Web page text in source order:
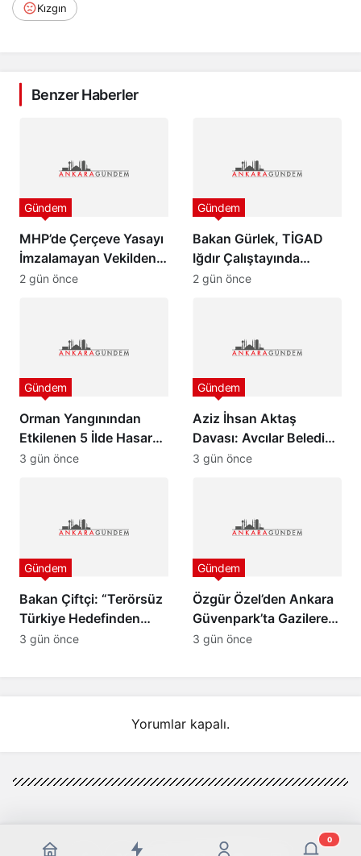
Kızgın
Benzer Haberler
MHP’de Çerçeve Yasayı
İmzalamayan Vekilden
Paylaşım
Gündem
2 gün önce
Bakan Gürlek, TİGAD
Iğdır Çalıştayında
konuştu: “Türkiye pazar
Gündem
2 gün önce
Orman Yangınından
Etkilenen 5 İlde Hasar
Tespit Çalışmaları
Gündem
3 gün önce
Aziz İhsan Aktaş
Davası: Avcılar Belediye
Başkanı Utku Caner
Gündem
3 gün önce
Bakan Çiftçi: “Terörsüz
Türkiye Hedefinden
Dönüş Yoktur”
Gündem
3 gün önce
Özgür Özel’den Ankara
Güvenpark’ta Gazilere
Ziyaret ve “Çerçeve
Gündem
3 gün önce
Yorumlar kapalı.
0